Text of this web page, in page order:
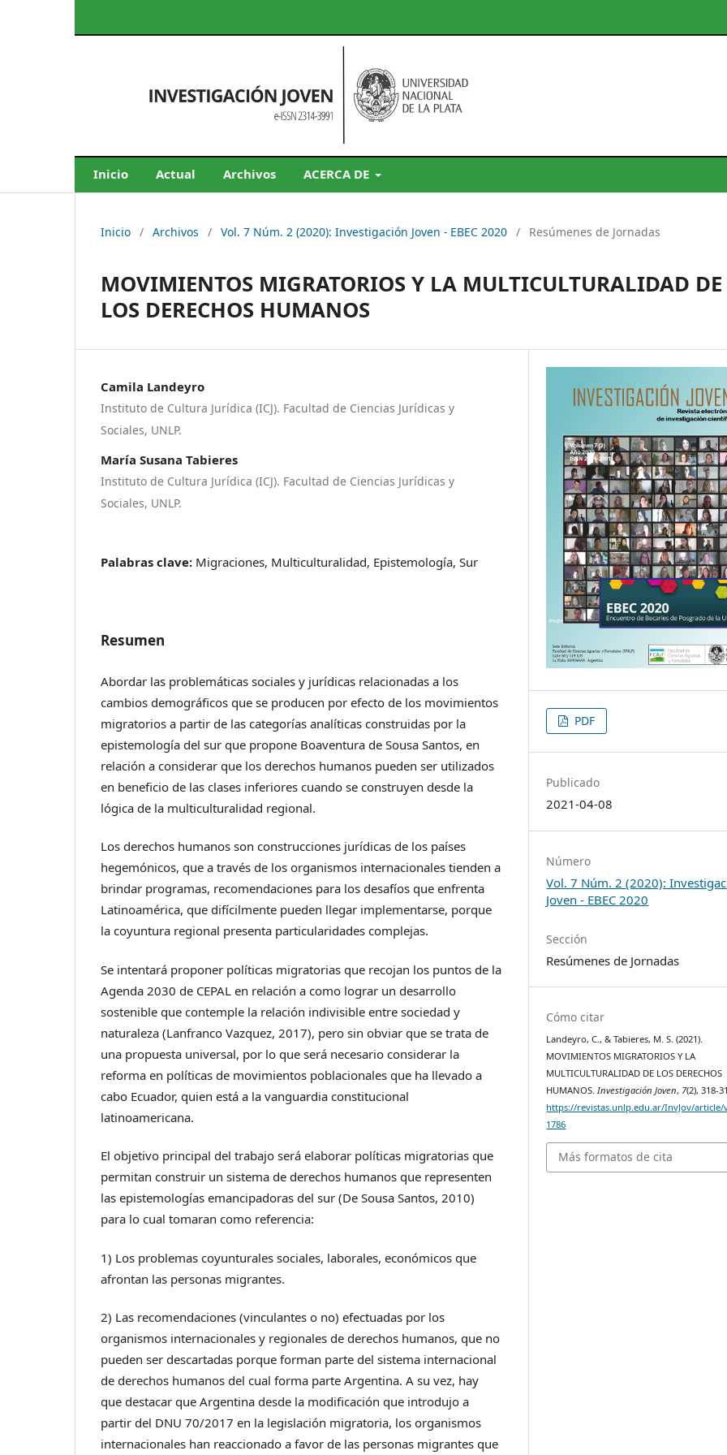
Inicio Actual Archivos ACERCA DE
Inicio / Archivos / Vol. 7 Núm. 2 (2020): Investigación Joven - EBEC 2020 / Resúmenes de Jornadas
MOVIMIENTOS MIGRATORIOS Y LA MULTICULTURALIDAD DE
LOS DERECHOS HUMANOS
Camila Landeyro
Instituto de Cultura Jurídica (ICJ). Facultad de Ciencias Jurídicas y
Sociales, UNLP.
María Susana Tabieres
Instituto de Cultura Jurídica (ICJ). Facultad de Ciencias Jurídicas y
Sociales, UNLP.
Palabras clave: Migraciones, Multiculturalidad, Epistemología, Sur
Resumen
Abordar las problemáticas sociales y jurídicas relacionadas a los
cambios demográficos que se producen por efecto de los movimientos
migratorios a partir de las categorías analíticas construidas por la
epistemología del sur que propone Boaventura de Sousa Santos, en
relación a considerar que los derechos humanos pueden ser utilizados
en beneficio de las clases inferiores cuando se construyen desde la
lógica de la multiculturalidad regional.
Los derechos humanos son construcciones jurídicas de los países
hegemónicos, que a través de los organismos internacionales tienden a
brindar programas, recomendaciones para los desafíos que enfrenta
Latinoamérica, que difícilmente pueden llegar implementarse, porque
la coyuntura regional presenta particularidades complejas.
Se intentará proponer políticas migratorias que recojan los puntos de la
Agenda 2030 de CEPAL en relación a como lograr un desarrollo
sostenible que contemple la relación indivisible entre sociedad y
naturaleza (Lanfranco Vazquez, 2017), pero sin obviar que se trata de
una propuesta universal, por lo que será necesario considerar la
reforma en políticas de movimientos poblacionales que ha llevado a
cabo Ecuador, quien está a la vanguardia constitucional
latinoamericana.
El objetivo principal del trabajo será elaborar políticas migratorias que
permitan construir un sistema de derechos humanos que representen
las epistemologías emancipadoras del sur (De Sousa Santos, 2010)
para lo cual tomaran como referencia:
1) Los problemas coyunturales sociales, laborales, económicos que
afrontan las personas migrantes.
2) Las recomendaciones (vinculantes o no) efectuadas por los
organismos internacionales y regionales de derechos humanos, que no
pueden ser descartadas porque forman parte del sistema internacional
de derechos humanos del cual forma parte Argentina. A su vez, hay
que destacar que Argentina desde la modificación que introdujo a
partir del DNU 70/2017 en la legislación migratoria, los organismos
internacionales han reaccionado a favor de las personas migrantes que
PDF
Publicado
2021-04-08
Número
Vol. 7 Núm. 2 (2020):
Joven - EBEC 2020
Sección
Resúmenes de Jornadas
Cómo citar
Landeyro, C., & Tabieres, M. S. (2021).
MOVIMIENTOS MIGRATORIOS Y LA
MULTICULTURALIDAD DE LOS DERECHOS
HUMANOS.Investigación Joven, 7(2), 318-
https://revistas.unlp.edu.ar/InvJov/article/
1786
Más formatos de cita